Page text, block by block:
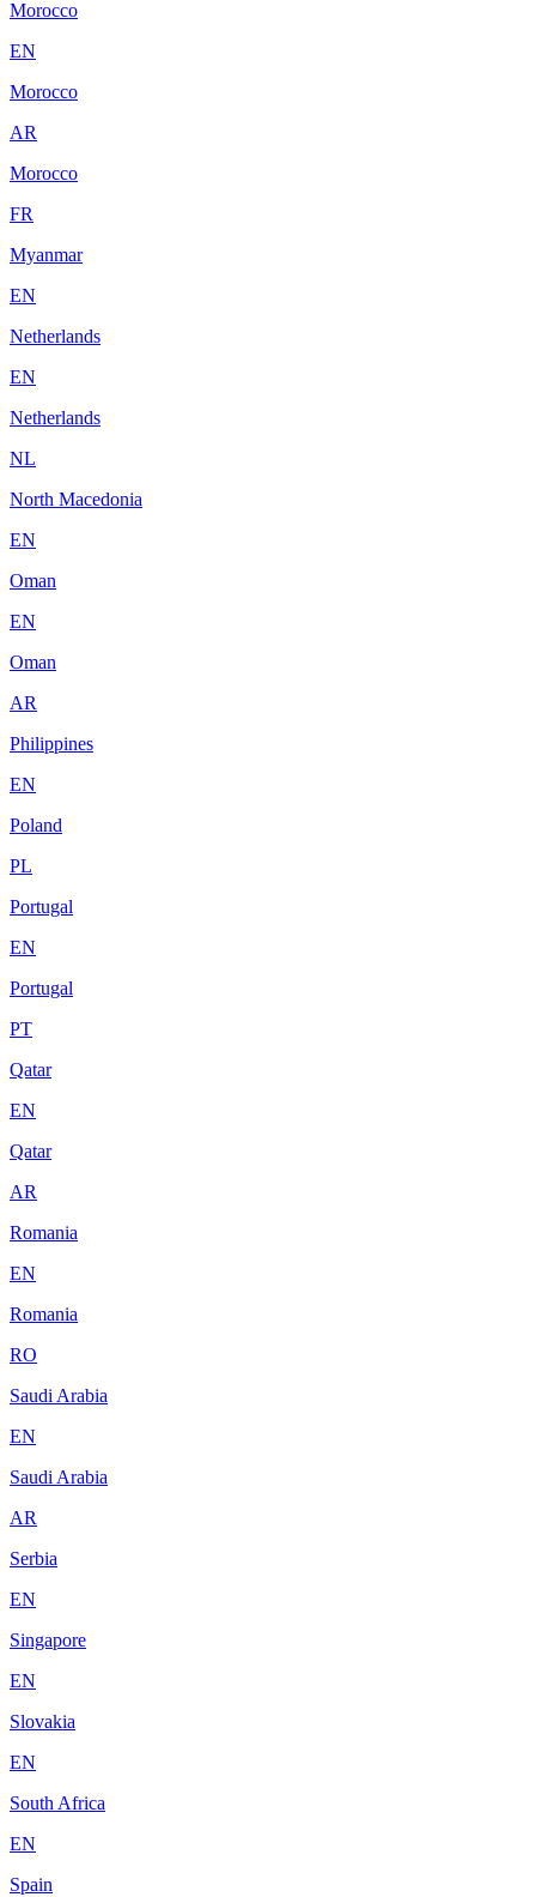
Morocco
EN
Morocco
AR
Morocco
FR
Myanmar
EN
Netherlands
EN
Netherlands
NL
North Macedonia
EN
Oman
EN
Oman
AR
Philippines
EN
Poland
PL
Portugal
EN
Portugal
PT
Qatar
EN
Qatar
AR
Romania
EN
Romania
RO
Saudi Arabia
EN
Saudi Arabia
AR
Serbia
EN
Singapore
EN
Slovakia
EN
South Africa
EN
Spain